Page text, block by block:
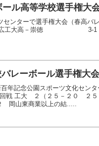
ル高等学校選手権大
センターで選手権大会（春高バ
広工大高－崇徳 3‐1 25‐23
レーボール選手権大
年記念公園スポーツ文化セン
回戦 工大 ２（２５－２０ ２
岡山東商業以上の結.....